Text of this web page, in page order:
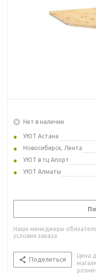
Нет в наличии
УЮТ Астана
Новосибирск, Лента
УЮТ в тц Апорт
УЮТ Алматы
Наши менеджеры
условия заказа
Поделиться
Цена